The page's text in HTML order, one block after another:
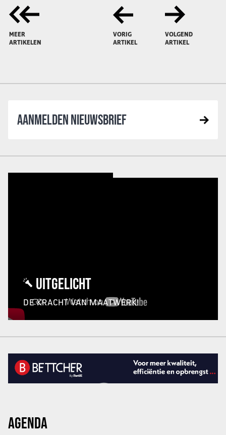
MEER
ARTIKELEN
VORIG
ARTIKEL
VOLGEND
ARTIKEL
AANMELDEN NIEUWSBRIEF
UITGELICHT
DE KRACHT VAN MAATWERK!
AGENDA